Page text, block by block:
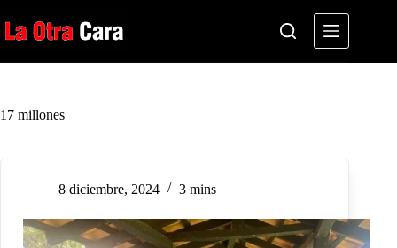
al
contenido
17 millones
8 diciembre, 2024 3 mins